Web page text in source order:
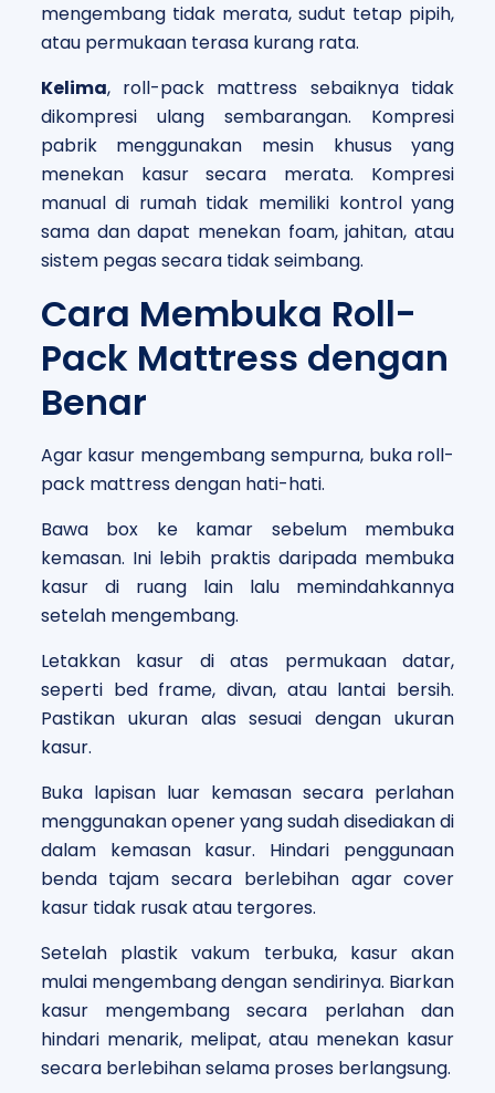
mengembang tidak merata, sudut tetap pipih,
atau permukaan terasa kurang rata.
Kelima, roll-pack mattress sebaiknya tidak
dikompresi ulang sembarangan. Kompresi
pabrik menggunakan mesin khusus yang
menekan kasur secara merata. Kompresi
manual di rumah tidak memiliki kontrol yang
sama dan dapat menekan foam, jahitan, atau
sistem pegas secara tidak seimbang.
Cara Membuka Roll-
Pack Mattress dengan
Benar
Agar kasur mengembang sempurna, buka roll-
pack mattress dengan hati-hati.
Bawa box ke kamar sebelum membuka
kemasan. Ini lebih praktis daripada membuka
kasur di ruang lain lalu memindahkannya
setelah mengembang.
Letakkan kasur di atas permukaan datar,
seperti bed frame, divan, atau lantai bersih.
Pastikan ukuran alas sesuai dengan ukuran
kasur.
Buka lapisan luar kemasan secara perlahan
menggunakan opener yang sudah disediakan di
dalam kemasan kasur. Hindari penggunaan
benda tajam secara berlebihan agar cover
kasur tidak rusak atau tergores.
Setelah plastik vakum terbuka, kasur akan
mulai mengembang dengan sendirinya. Biarkan
kasur mengembang secara perlahan dan
hindari menarik, melipat, atau menekan kasur
secara berlebihan selama proses berlangsung.